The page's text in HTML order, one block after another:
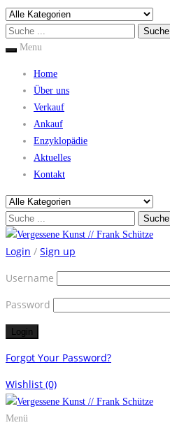
Menu
Home
Über uns
Verkauf
Ankauf
Enzyklopädie
Aktuelles
Kontakt
Login / Sign up
Username
Password
Forgot Your Password?
Wishlist (0)
Menü